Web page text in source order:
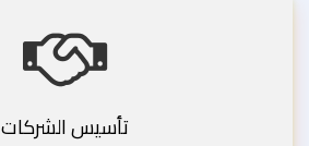
تأسيس الشركات